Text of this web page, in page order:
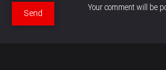
Your comment will be
Send